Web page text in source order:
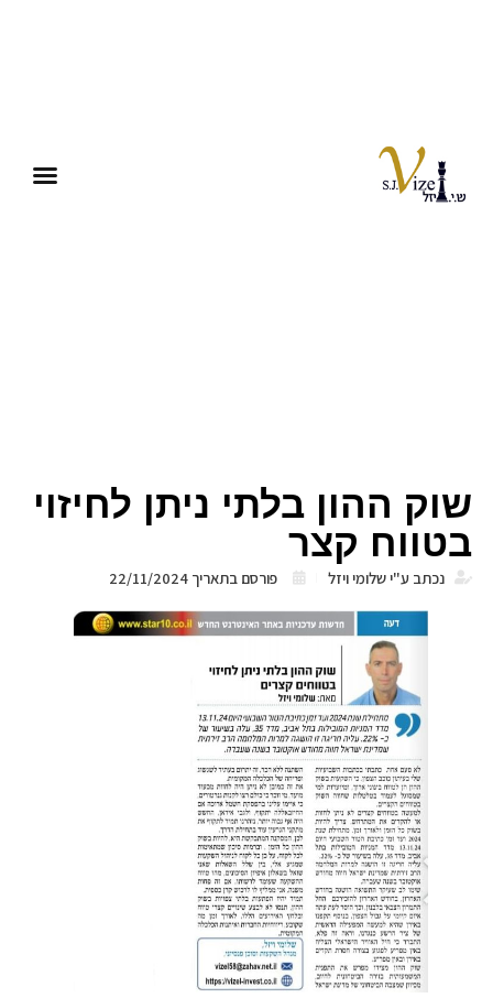
שוק ההון בלתי ניתן לחיזוי
בטווח קצר
נכתב ע"ישלומי ויזל פורסם בתאריך 22/11/2024